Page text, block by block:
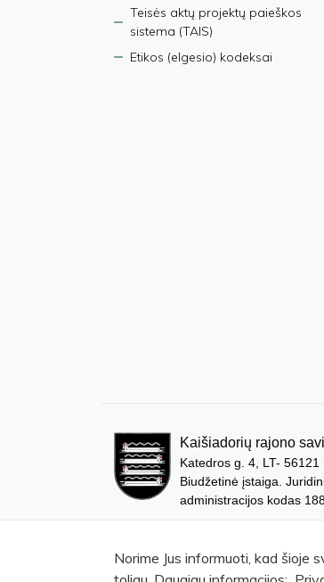
Teisės aktų projektų paieškos
sistema (TAIS)
Etikos (elgesio) kodeksai
Kaišiadorių rajono
Katedros g. 4, LT- 56121
Biudžetinė įstaiga.
administracijos kodas
Norime Jus informuoti, kad šioje